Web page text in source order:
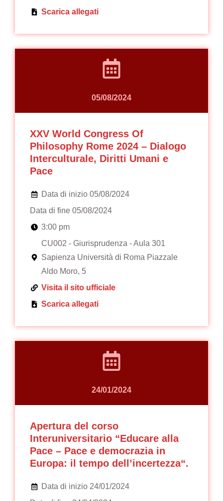
Scarica allegati
05/08/2024
XXV World Congress Of
Philosophy Rome 2024 – Dialogo
Interculturale, Diritti Umani e
Pace
Data di inizio 05/08/2024
Data di fine 05/08/2024
3:00 pm
CU002 - Giurisprudenza - Aula 301
Sapienza Università di Roma Piazzale
Aldo Moro, 5
Visita il sito ufficiale
Scarica allegati
24/01/2024
Apertura del corso
Interuniversitario “Educare alla
Pace – Pace e democrazia in
Europa: il tempo dell’incertezza“.
Data di inizio 24/01/2024